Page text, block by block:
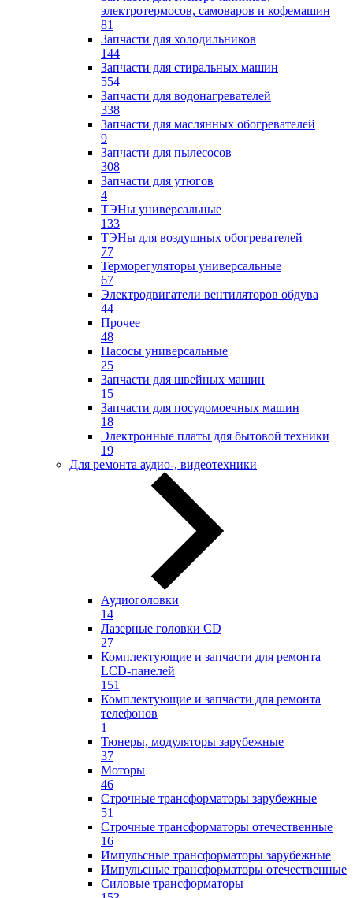
электротермосов, самоваров и кофемашин
81
Запчасти для холодильников
144
Запчасти для стиральных машин
554
Запчасти для водонагревателей
338
Запчасти для маслянных обогревателей
9
Запчасти для пылесосов
308
Запчасти для утюгов
4
ТЭНы универсальные
133
ТЭНы для воздушных обогревателей
77
Терморегуляторы универсальные
67
Электродвигатели вентиляторов обдува
44
Прочее
48
Насосы универсальные
25
Запчасти для швейных машин
15
Запчасти для посудомоечных машин
18
Электронные платы для бытовой техники
19
Для ремонта аудио-, видеотехники
Аудиоголовки
14
Лазерные головки CD
27
Комплектующие и запчасти для ремонта
LCD-панелей
151
Комплектующие и запчасти для ремонта
телефонов
1
Тюнеры, модуляторы зарубежные
37
Моторы
46
Строчные трансформаторы зарубежные
51
Строчные трансформаторы отечественные
16
Импульсные трансформаторы зарубежные
Импульсные трансформаторы отечественные
Силовые трансформаторы